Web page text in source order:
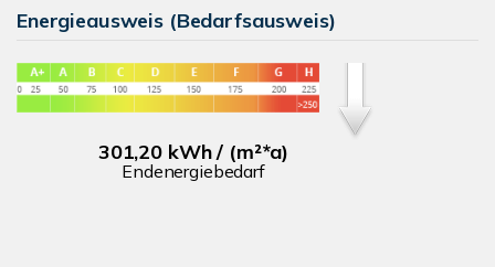
Energieausweis (Bedarfsausweis)
301,20 kWh / (m²*a)
Endenergiebedarf